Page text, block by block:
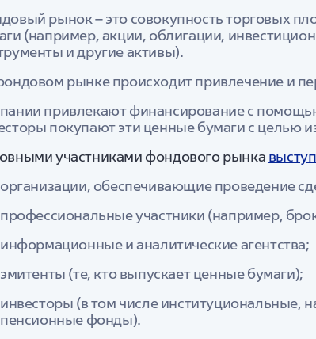
рынок – это совокупность торговых
(например, акции, облигации,
и другие активы).
рынке происходит привлечение и
привлекают финансирование с
покупают эти ценные бумаги с целью
участниками фондового рынка
организации, обеспечивающие проведение
профессиональные участники (например,
информационные и аналитические агентства;
эмитенты (те, кто выпускает ценные бумаги);
инвесторы (в том числе институциональные,
пенсионные фонды).